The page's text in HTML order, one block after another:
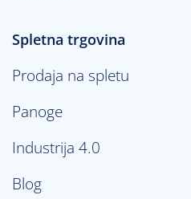
Spletna trgovina
Prodaja na spletu
Panoge
Industrija 4.0
Blog